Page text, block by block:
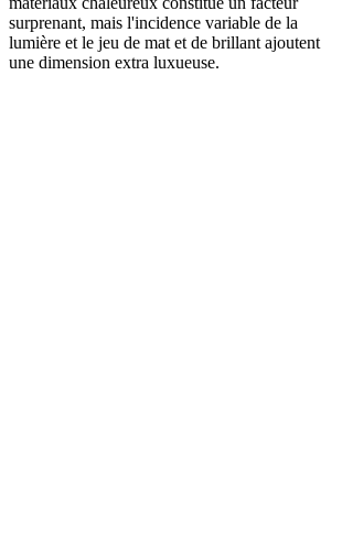
surprenant, mais l'incidence variable de la
lumière et le jeu de mat et de brillant ajoutent
une dimension extra luxueuse.